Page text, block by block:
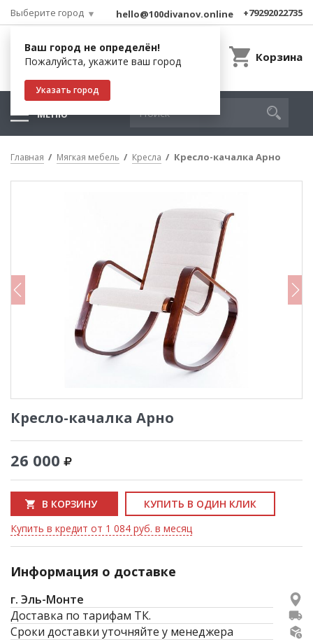
Выберите город
Ваш город не определён!
Пожалуйста, укажите ваш город
Указать город
hello@100divanov.online +79292022735
Корзина
МЕНЮ
Главная Мягкая мебель Кресла Кресло-качалка Арно
Кресло-качалка Арно
26 000
В КОРЗИНУ
КУПИТЬ В ОДИН КЛИК
Купить в кредит от 1 084 руб. в месяц
Информация о доставке
г. Эль-Монте
Доставка по тарифам ТК.
Сроки доставки уточняйте у менеджера